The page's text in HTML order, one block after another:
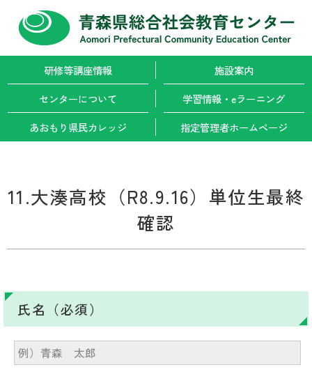
研修等講座情報
施設案内
センターについて
学習情報・ eラーニング
あおもり県民カレッジ
指定管理者ホームページ
11.大湊高校（R8.9.16）単位生最終
確認
氏名（必須）